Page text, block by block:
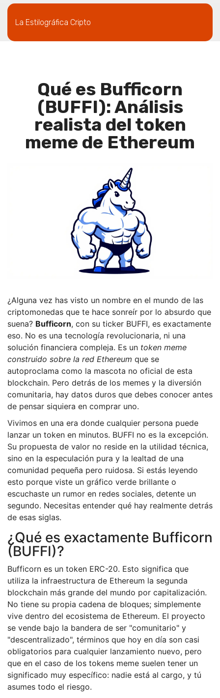
La Estilográfica Cripto
Qué es Bufficorn
(BUFFI): Análisis
realista del token
meme de Ethereum
¿Alguna vez has visto un nombre en el mundo de las
criptomonedas que te hace sonreír por lo absurdo que
suena? Bufficorn, con su ticker BUFFI, es exactamente
eso. No es una tecnología revolucionaria, ni una
solución financiera compleja. Es un token meme
construido sobre la red Ethereum que se
autoproclama como la mascota no oficial de esta
blockchain. Pero detrás de los memes y la diversión
comunitaria, hay datos duros que debes conocer antes
de pensar siquiera en comprar uno.
Vivimos en una era donde cualquier persona puede
lanzar un token en minutos. BUFFI no es la excepción.
Su propuesta de valor no reside en la utilidad técnica,
sino en la especulación pura y la lealtad de una
comunidad pequeña pero ruidosa. Si estás leyendo
esto porque viste un gráfico verde brillante o
escuchaste un rumor en redes sociales, detente un
segundo. Necesitas entender qué hay realmente detrás
de esas siglas.
¿Qué es exactamente Bufficorn
(BUFFI)?
Bufficorn es un token ERC-20. Esto significa que
utiliza la infraestructura de Ethereum la segunda
blockchain más grande del mundo por capitalización.
No tiene su propia cadena de bloques; simplemente
vive dentro del ecosistema de Ethereum. El proyecto
se vende bajo la bandera de ser "comunitario" y
"descentralizado", términos que hoy en día son casi
obligatorios para cualquier lanzamiento nuevo, pero
que en el caso de los tokens meme suelen tener un
significado muy específico: nadie está al cargo, y tú
asumes todo el riesgo.